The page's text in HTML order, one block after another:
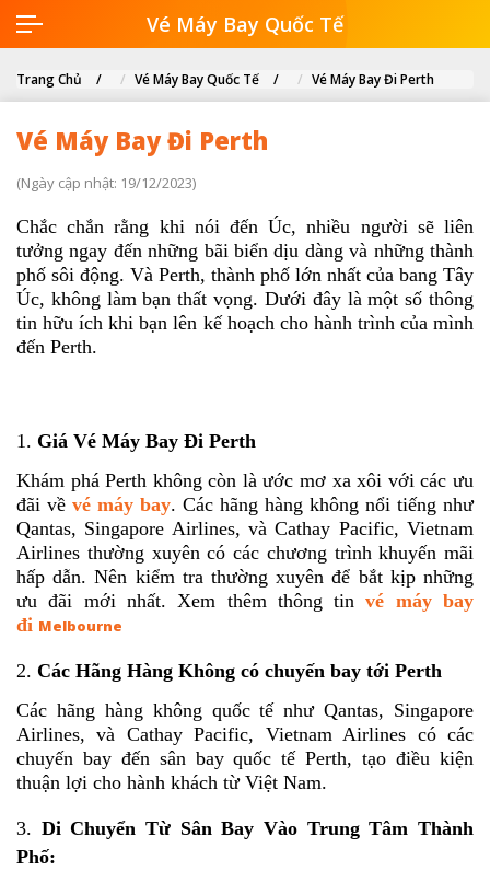
Trang Chủ Vé Máy Bay Quốc Tế Vé Máy Bay Đi Perth
Vé Máy Bay Quốc Tế
Vé Máy Bay Đi Perth
(Ngày cập nhật: 19/12/2023)
Chắc chắn rằng khi nói đến Úc, nhiều người sẽ liên
tưởng ngay đến những bãi biển dịu dàng và những thành
phố sôi động. Và Perth, thành phố lớn nhất của bang Tây
Úc, không làm bạn thất vọng. Dưới đây là một số thông
tin hữu ích khi bạn lên kế hoạch cho hành trình của mình
đến Perth.
1. Giá Vé Máy Bay Đi Perth
Khám phá Perth không còn là ước mơ xa xôi với các ưu
đãi về vé máy bay. Các hãng hàng không nổi tiếng như
Qantas, Singapore Airlines, và Cathay Pacific, Vietnam
Airlines thường xuyên có các chương trình khuyến mãi
hấp dẫn. Nên kiểm tra thường xuyên để bắt kịp những
ưu đãi mới nhất. Xem thêm thông tinvé máy bay
đi Melbourne
2. Các Hãng Hàng Không có chuyến bay tới Perth
Các hãng hàng không quốc tế như Qantas, Singapore
Airlines, và Cathay Pacific, Vietnam Airlines có các
chuyến bay đến sân bay quốc tế Perth, tạo điều kiện
thuận lợi cho hành khách từ Việt Nam.
3. Di Chuyển Từ Sân Bay Vào Trung Tâm Thành
Phố: